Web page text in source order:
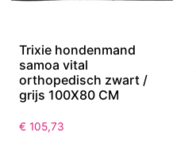
Trixie hondenmand
samoa vital
orthopedisch zwart /
grijs 100X80 CM
€ 105,73